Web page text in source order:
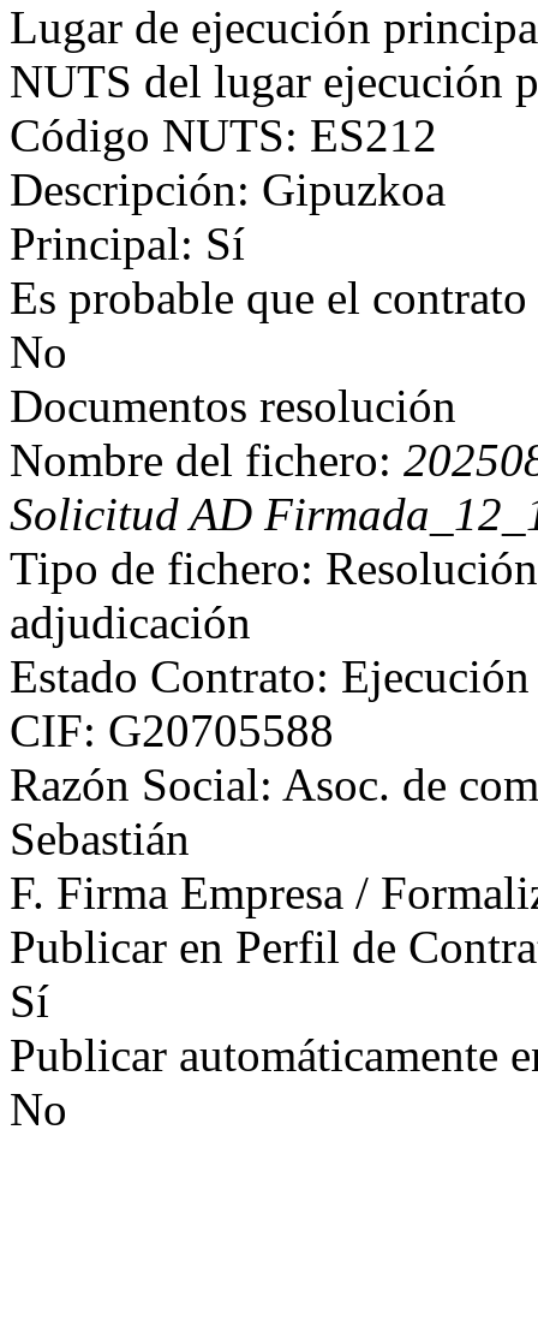
Lugar de ejecución
NUTS del lugar ejecución
Código NUTS: ES212
Descripción: Gipuzkoa
Principal: Sí
Es probable que el
No
Documentos resolución
Nombre del fichero:
Solicitud AD
Tipo de fichero:
adjudicación
Estado Contrato: Ejecución
CIF: G20705588
Razón Social: Asoc. de
Sebastián
F. Firma Empresa /
Publicar en Perfil de
Sí
Publicar automáticamente
No